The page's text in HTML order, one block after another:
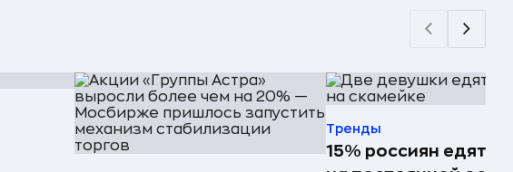
Тренды
15% россиян едят